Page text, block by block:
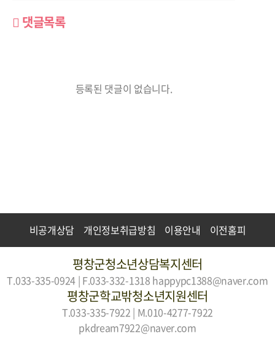
댓글목록
등록된 댓글이 없습니다.
비공개상담 개인정보취급방침 이용안내 이전홈피
평창군청소년상담복지센터
T.033-335-0924 | F.033-332-1318 happypc1388@naver.com
평창군학교밖청소년지원센터
T.033-335-7922 | M.010-4277-7922
pkdream7922@naver.com